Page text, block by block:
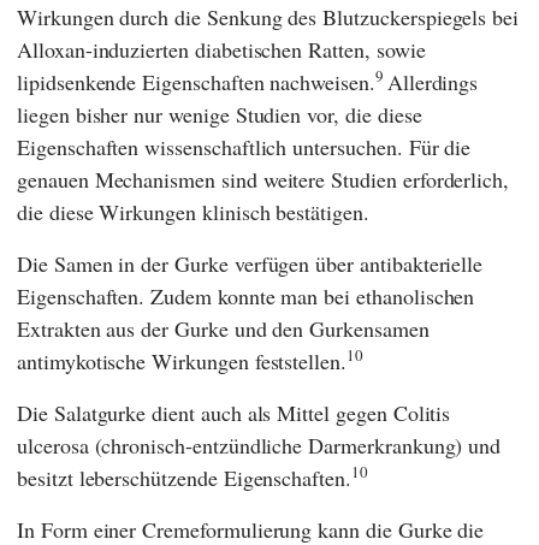
Wirkungen durch die Senkung des Blutzuckerspiegels bei
Alloxan-induzierten diabetischen Ratten, sowie
lipidsenkende Eigenschaften nachweisen.9 Allerdings
liegen bisher nur wenige Studien vor, die diese
Eigenschaften wissenschaftlich untersuchen. Für die
genauen Mechanismen sind weitere Studien erforderlich,
die diese Wirkungen klinisch bestätigen.
Die Samen in der Gurke verfügen über antibakterielle
Eigenschaften. Zudem konnte man bei ethanolischen
Extrakten aus der Gurke und den Gurkensamen
antimykotische Wirkungen feststellen.10
Die Salatgurke dient auch als Mittel gegen Colitis
ulcerosa (chronisch-entzündliche Darmerkrankung) und
besitzt leberschützende Eigenschaften.10
In Form einer Cremeformulierung kann die Gurke die